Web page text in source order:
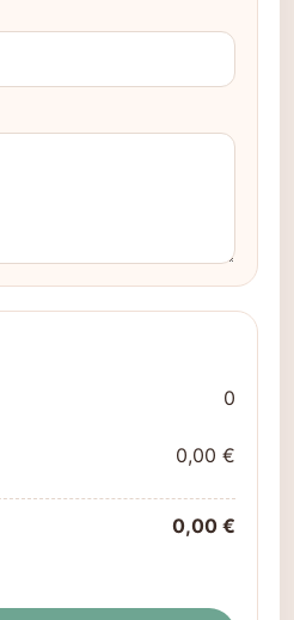
0
0,00 €
0,00 €